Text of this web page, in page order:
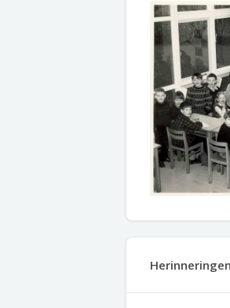
Herinneringen